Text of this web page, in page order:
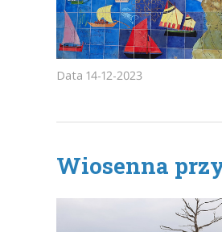
Data 14-12-2023
Wiosenna